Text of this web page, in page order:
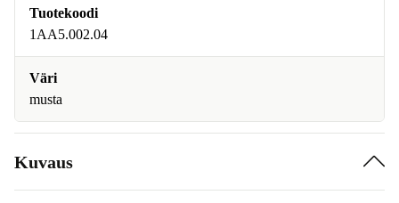
Tuotekoodi
1AA5.002.04
Väri
musta
Kuvaus